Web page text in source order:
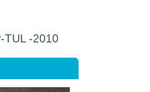
TUL -2010